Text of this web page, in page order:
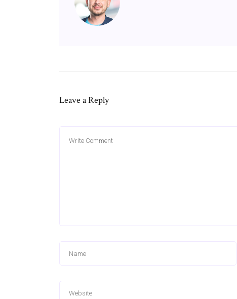
Leave a Reply